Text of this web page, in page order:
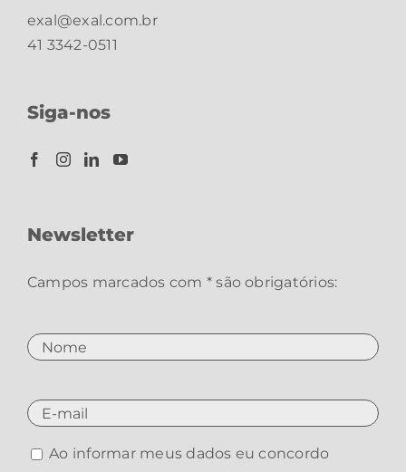
exal@exal.com.br
41 3342-0511
Siga-nos
Newsletter
Campos marcados com * são obrigatórios:
Ao informar meus dados eu concordo